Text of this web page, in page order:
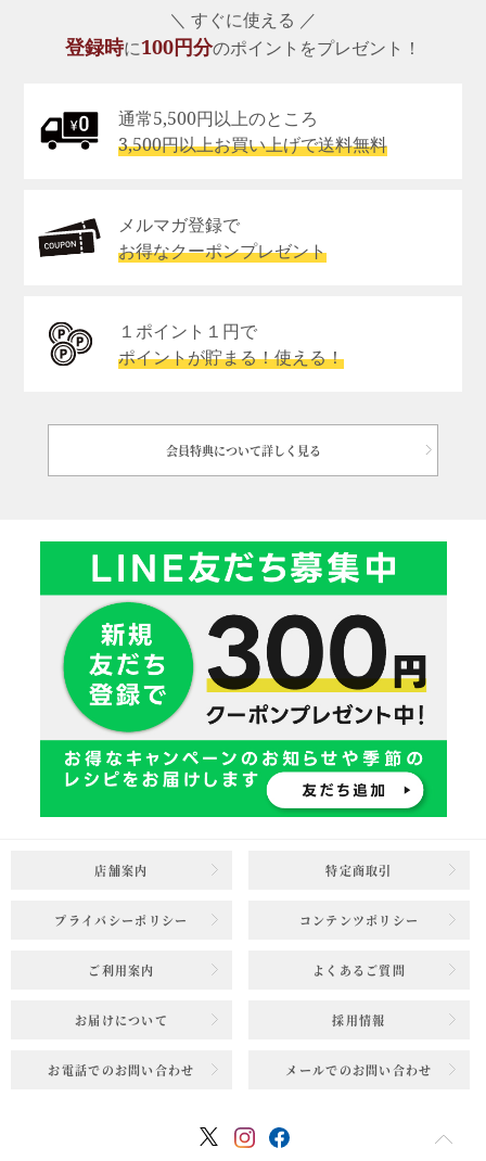
＼ すぐに使える ／
登録時に100円分のポイントをプレゼント！
通常5,500円以上のところ
3,500円以上お買い上げで送料無料
メルマガ登録で
お得なクーポンプレゼント
１ポイント１円で
ポイントが貯まる！使える！
会員特典について詳しく見る
店舗案内 特定商取引
プライバシーポリシー コンテンツポリシー
ご利用案内 よくあるご質問
お届けについて 採用情報
お電話でのお問い合わせ メールでのお問い合わせ